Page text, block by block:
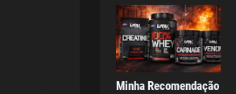
Minha Recomendação